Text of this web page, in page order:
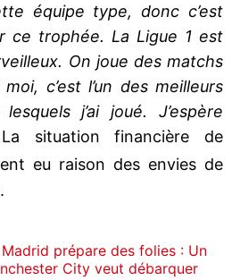
équipe type, donc c’est
ce trophée. La Ligue 1 est
On joue des matchs
c’est l’un des meilleurs
j’ai joué. J’espère
situation financière de
eu raison des envies de
prépare des folies : Un
City veut débarquer